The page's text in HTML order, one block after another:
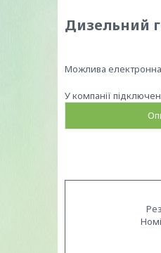
Дизельний
У компанії